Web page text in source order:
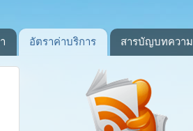
อัตราค่าบริการ สารบัญบทความ